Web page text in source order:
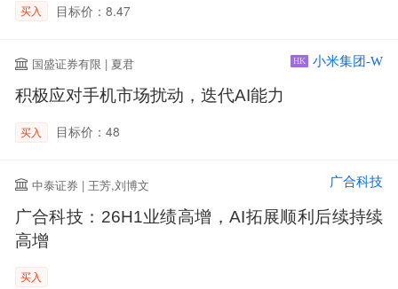
买入 目标价：8.47
国盛证券有限 | 夏君 HK 小米集团-W
积极应对手机市场扰动，迭代AI能力
买入 目标价：48
中泰证券 | 王芳,刘博文 广合科技
广合科技：26H1业绩高增，AI拓展顺利后续持续
高增
买入